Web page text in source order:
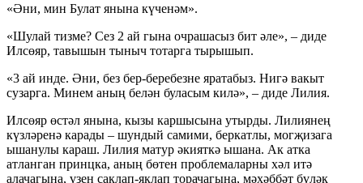
«Әни, мин Булат янына күченәм».
«Шулай тизме? Сез 2 ай гына очрашасыз бит әле», – диде
Илсөяр, тавышын тыныч тотарга тырышып.
«3 ай инде. Әни, без бер-беребезне яратабыз. Нигә вакыт
сузарга. Минем аның белән буласым килә», – диде Лилия.
Илсөяр өстәл янына, кызы каршысына утырды. Лилиянең
күзләренә карады – шундый самими, беркатлы, могҗизага
ышанулы караш. Лилия матур әкияткә ышана. Ак атка
атланган принцка, аның бөтен проблемаларны хәл итә
алачагына, үзен саклап-яклап торачагына, мәхәббәт бүләк